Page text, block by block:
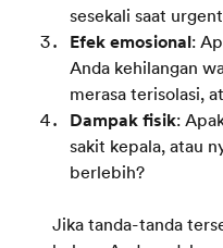
sesekali saat
Efek emosional:
Anda kehilangan
merasa terisolasi,
Dampak fisik:
sakit kepala, atau
berlebih?
Jika tanda-tanda